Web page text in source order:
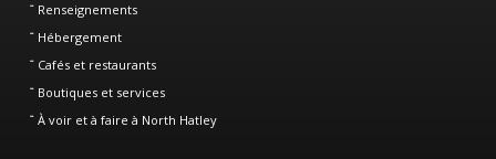
Renseignements
Hébergement
Cafés et restaurants
Boutiques et services
À voir et à faire à North Hatley